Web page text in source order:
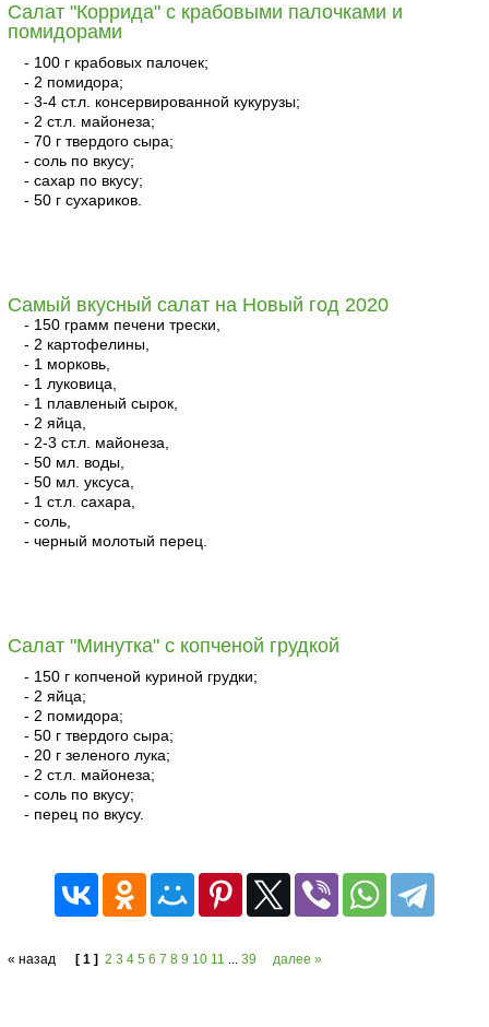
Салат "Коррида" с крабовыми палочками и
помидорами
- 100 г крабовых палочек;
- 2 помидора;
- 3-4 ст.л. консервированной кукурузы;
- 2 ст.л. майонеза;
- 70 г твердого сыра;
- соль по вкусу;
- сахар по вкусу;
- 50 г сухариков.
Самый вкусный салат на Новый год 2020
- 150 грамм печени трески,
- 2 картофелины,
- 1 морковь,
- 1 луковица,
- 1 плавленый сырок,
- 2 яйца,
- 2-3 ст.л. майонеза,
- 50 мл. воды,
- 50 мл. уксуса,
- 1 ст.л. сахара,
- соль,
- черный молотый перец.
Салат "Минутка" с копченой грудкой
- 150 г копченой куриной грудки;
- 2 яйца;
- 2 помидора;
- 50 г твердого сыра;
- 20 г зеленого лука;
- 2 ст.л. майонеза;
- соль по вкусу;
- перец по вкусу.
« назад [ 1 ] 2 3 4 5 6 7 8 9 10 11 ... 39 далее »